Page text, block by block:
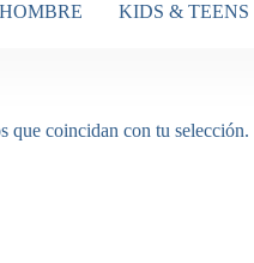
HOMBRE KIDS & TEENS
que coincidan con tu selección.